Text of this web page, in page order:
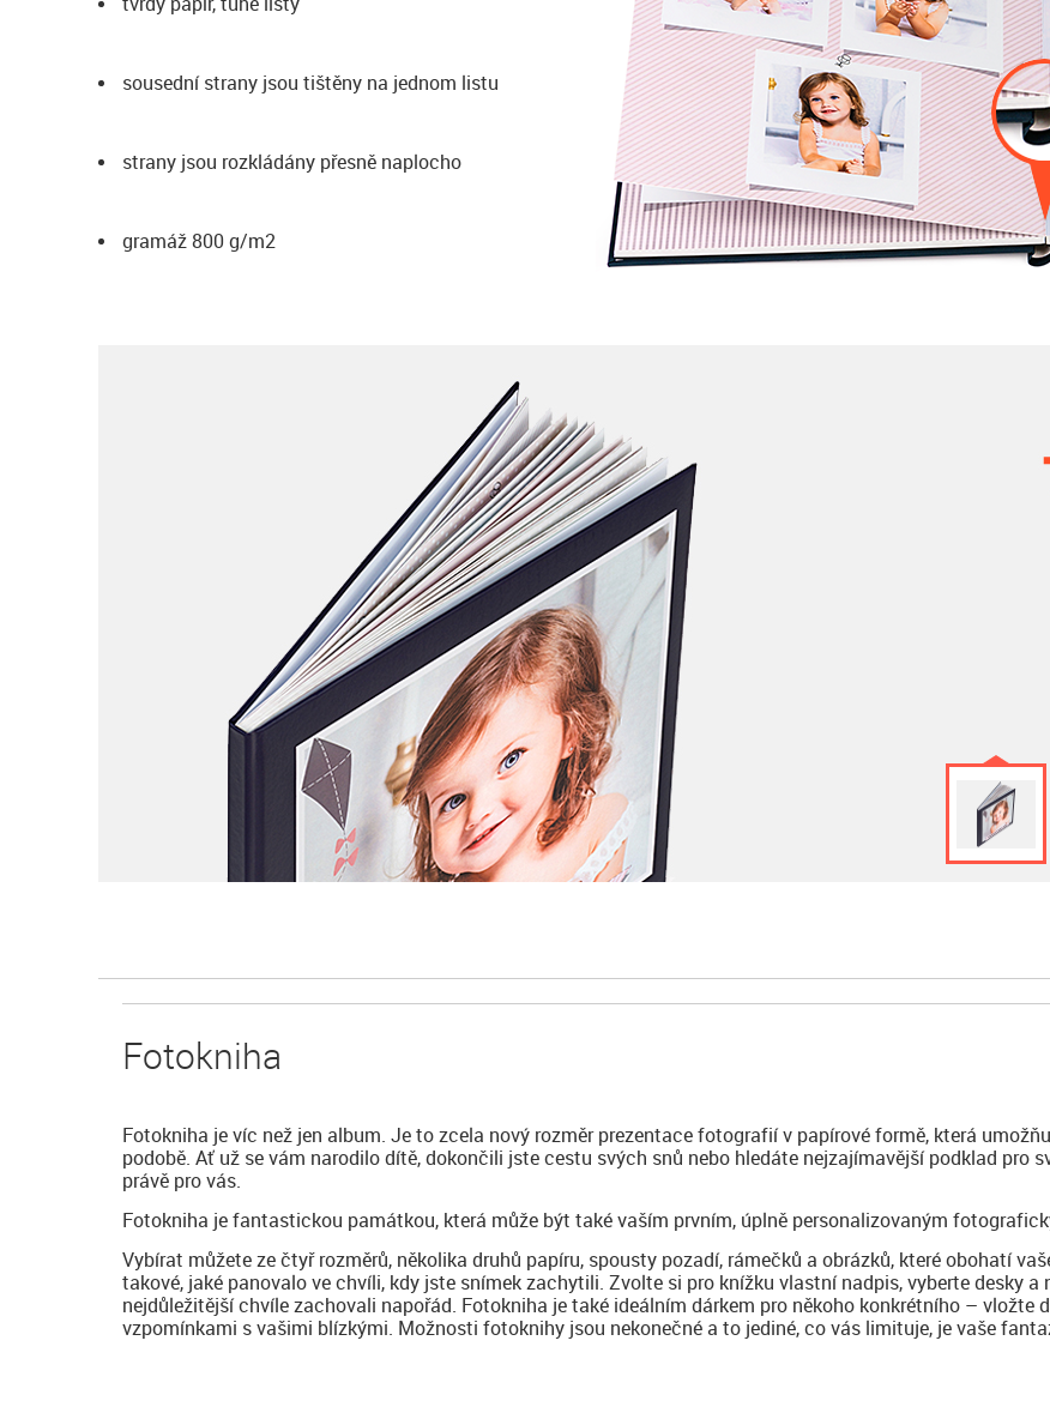
sousední strany jsou tištěny na jednom listu
strany jsou rozkládány přesně naplocho
gramáž 800 g/m2
Fotokniha
Fotokniha je víc než jen album. Je to zcela nový rozměr prezentace fotografií v papírové formě, která
podobě. Ať už se vám narodilo dítě, dokončili jste cestu svých snů nebo hledáte nejzajímavější podklad pro
právě pro vás.
Fotokniha je fantastickou památkou, která může být také vaším prvním, úplně personalizovaným
Vybírat můžete ze čtyř rozměrů, několika druhů papíru, spousty pozadí, rámečků a obrázků, které obohatí
takové, jaké panovalo ve chvíli, kdy jste snímek zachytili. Zvolte si pro knížku vlastní nadpis, vyberte desky
nejdůležitější chvíle zachovali napořád. Fotokniha je také ideálním dárkem pro někoho konkrétního – vložte
vzpomínkami s vašimi blízkými. Možnosti fotoknihy jsou nekonečné a to jediné, co vás limituje, je vaše